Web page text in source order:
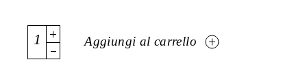
Maglia My Summer - Anema e Core quantity
Aggiungi al carrello